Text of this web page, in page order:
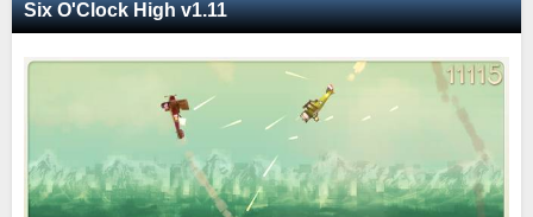
Six O'Clock High v1.11